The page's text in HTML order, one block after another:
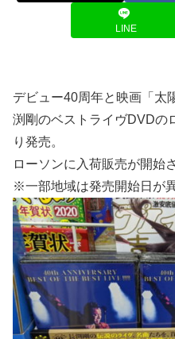
LINE
デビュー40周年と映画「太
渕剛のベストライヴDVDの
り発売。
ローソンに入荷販売が開始
※一部地域は発売開始日が